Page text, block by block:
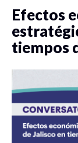
Efectos
tiempos